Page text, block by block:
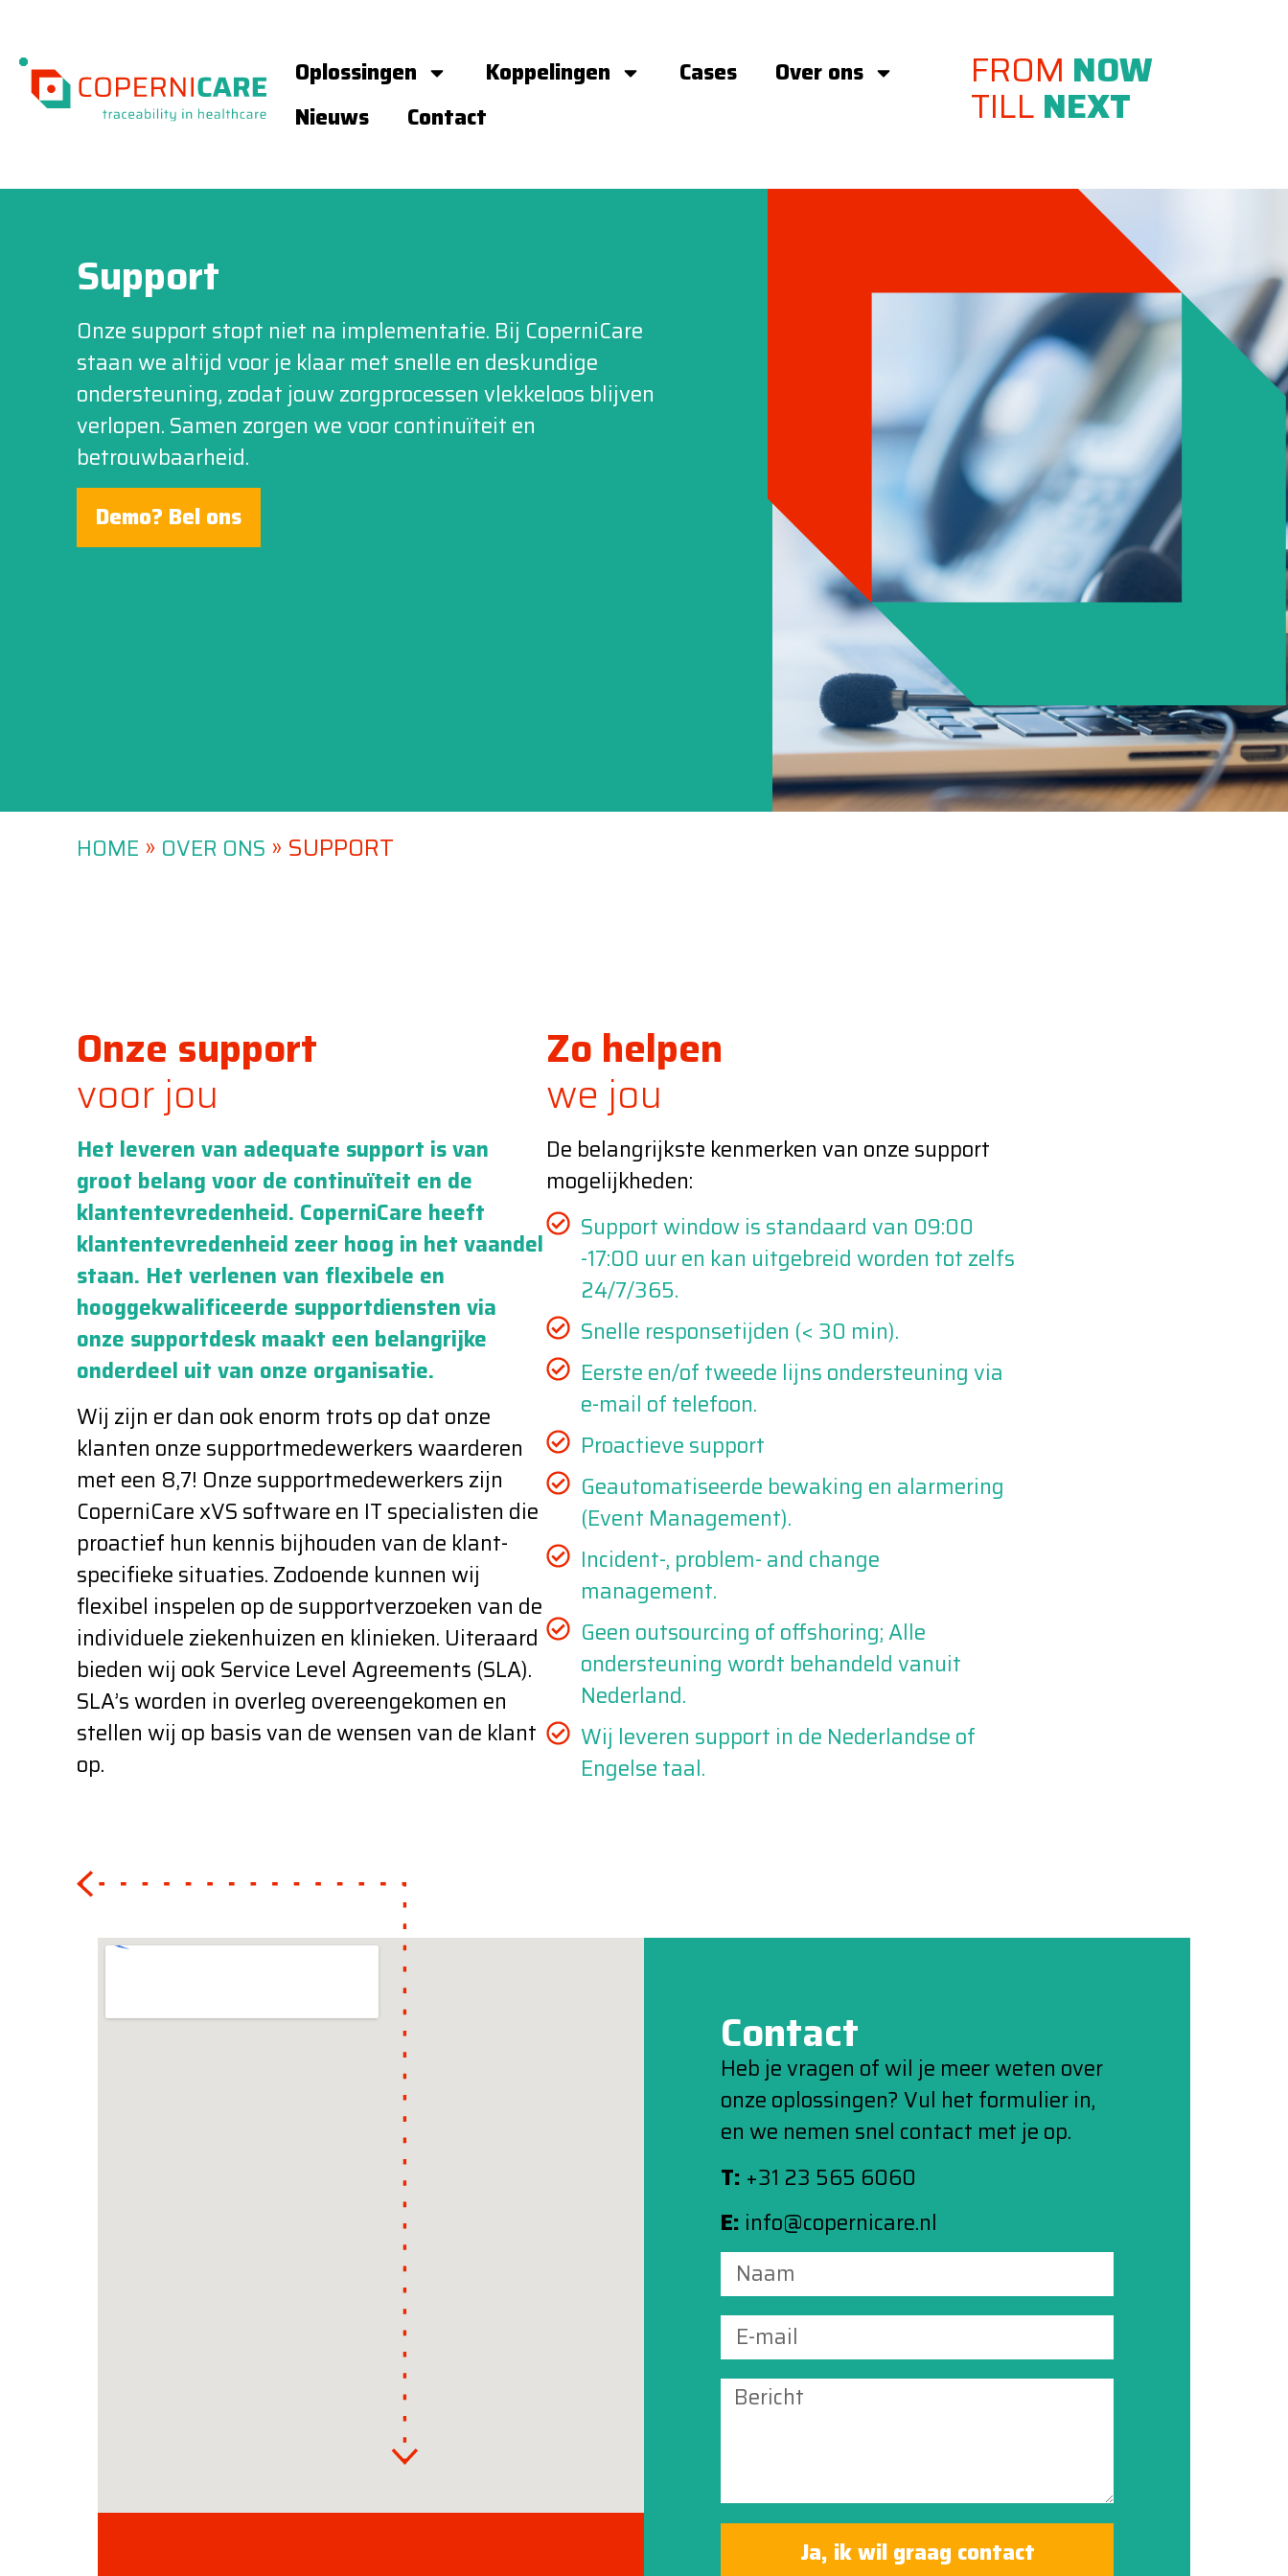
Oplossingen Koppelingen Cases
Over ons
Nieuws
Contact
FROM NOW
TILL NEXT
Support
Onze support stopt niet na implementatie. Bij CoperniCare
staan we altijd voor je klaar met snelle en deskundige
ondersteuning, zodat jouw zorgprocessen vlekkeloos blijven
verlopen. Samen zorgen we voor continuïteit en
betrouwbaarheid.
Demo? Bel ons
HOME » OVER ONS » SUPPORT
Onze support
voor jou
Het leveren van adequate support is van
groot belang voor de continuïteit en de
klantentevredenheid. CoperniCare heeft
klantentevredenheid zeer hoog in het vaandel
staan. Het verlenen van flexibele en
hooggekwalificeerde supportdiensten via
onze supportdesk maakt een belangrijke
onderdeel uit van onze organisatie.
Wij zijn er dan ook enorm trots op dat onze
klanten onze supportmedewerkers waarderen
met een 8,7! Onze supportmedewerkers zijn
CoperniCare xVS software en IT specialisten die
proactief hun kennis bijhouden van de klant-
specifieke situaties. Zodoende kunnen wij
flexibel inspelen op de supportverzoeken van de
individuele ziekenhuizen en klinieken. Uiteraard
bieden wij ook Service Level Agreements (SLA).
SLA’s worden in overleg overeengekomen en
stellen wij op basis van de wensen van de klant
op.
Zo helpen
we jou
De belangrijkste kenmerken van onze support
mogelijkheden:
Support window is standaard van 09:00
-17:00 uur en kan uitgebreid worden tot zelfs
24/7/365.
Snelle responsetijden (< 30 min).
Eerste en/of tweede lijns ondersteuning via
e-mail of telefoon.
Proactieve support
Geautomatiseerde bewaking en alarmering
(Event Management).
Incident-, problem- and change
management.
Geen outsourcing of offshoring; Alle
ondersteuning wordt behandeld vanuit
Nederland.
Wij leveren support in de Nederlandse of
Engelse taal.
Contact
Heb je vragen of wil je meer weten over
onze oplossingen? Vul het formulier in,
en we nemen snel contact met je op.
T: +31 23 565 6060
E: info@copernicare.nl
Ja, ik wil graag contact